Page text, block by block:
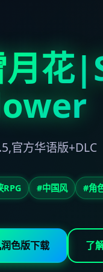
月花
官方华语版+DLC
RPG #中国风 #角
润色版下载 了